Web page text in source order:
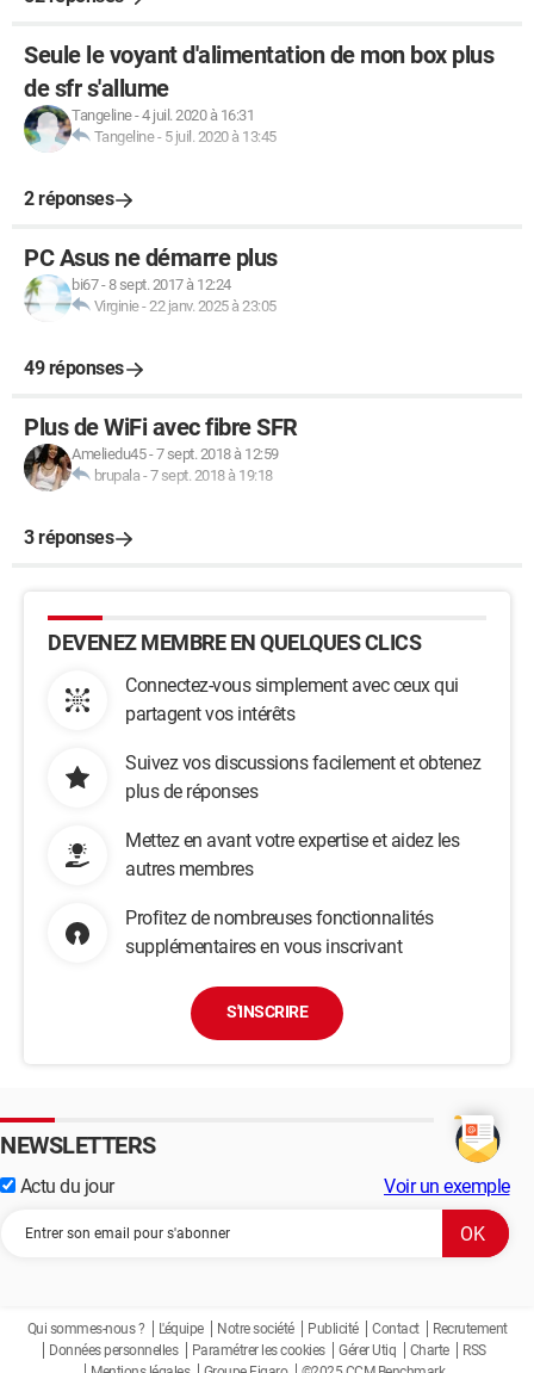
Seule le voyant d'alimentation de mon box plus
de sfr s'allume
Tangeline-4 juil. 2020 à 16:31
Tangeline- 5 juil. 2020 à 13:45
2 réponses
PC Asus ne démarre plus
bi67-8 sept. 2017 à 12:24
Virginie-22 janv. 2025 à 23:05
49 réponses
Plus de WiFi avec fibre SFR
Ameliedu45-7 sept. 2018 à 12:59
brupala -7 sept. 2018 à 19:18
3 réponses
DEVENEZ MEMBRE EN QUELQUES CLICS
Connectez-vous simplement avec ceux qui
partagent vos intérêts
Suivez vos discussions facilement et obtenez
plus de réponses
Mettez en avant votre expertise et aidez les
autres membres
Profitez de nombreuses fonctionnalités
supplémentaires en vous inscrivant
S'INSCRIRE
NEWSLETTERS
Actu du jour Voir un exemple
Qui sommes-nous ? L'équipe Notre société Publicité Contact
Recrutement
Données personnelles
Paramétrer les cookies Gérer Utiq Charte
RSS